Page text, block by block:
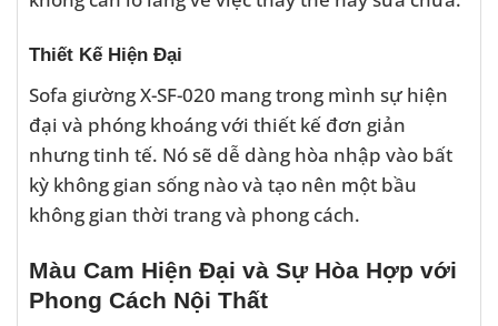
Thiết Kế Hiện Đại
Sofa giường X-SF-020 mang trong mình sự hiện
đại và phóng khoáng với thiết kế đơn giản
nhưng tinh tế. Nó sẽ dễ dàng hòa nhập vào bất
kỳ không gian sống nào và tạo nên một bầu
không gian thời trang và phong cách.
Màu Cam Hiện Đại và Sự Hòa Hợp với
Phong Cách Nội Thất